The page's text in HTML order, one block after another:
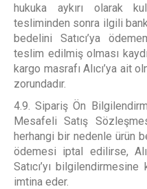
hukuka aykırı olarak
tesliminden sonra ilgili
bedelini Satıcı’ya
teslim edilmiş olması
kargo masrafı Alıcı’ya ait
zorundadır.
4.9. Sipariş Ön
Mesafeli Satış
herhangi bir nedenle ürün
ödemesi iptal edilirse,
Satıcı’yı
imtina eder.